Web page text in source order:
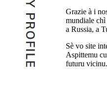
Grazie à i
mundiale
a Russia, a
Sè vo site
Aspittemu
futuru vicinu.